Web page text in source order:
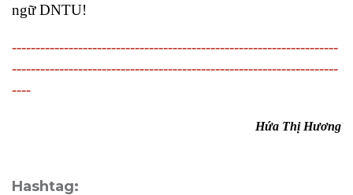
ngữ DNTU!
---------------------------------------------------------------------
---------------------------------------------------------------------
----
Hứa Thị Hương
Hashtag: